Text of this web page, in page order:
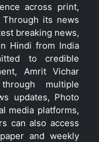
across print,
its news
breaking news,
Hindi from India
to credible
Amrit Vichar
multiple
updates, Photo
media platforms,
can also access
and weekly